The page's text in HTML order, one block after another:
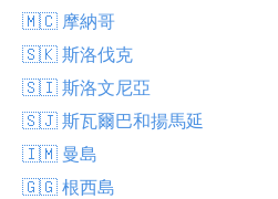
🇲🇨 摩納哥
🇸🇰 斯洛伐克
🇸🇮 斯洛文尼亞
🇸🇯 斯瓦爾巴和揚馬延
🇮🇲 曼島
🇬🇬 根西島